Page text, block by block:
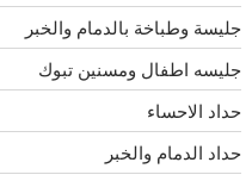
جليسة وطباخة بالدمام والخبر
جليسه اطفال ومسنين تبوك
حداد الاحساء
حداد الدمام والخبر